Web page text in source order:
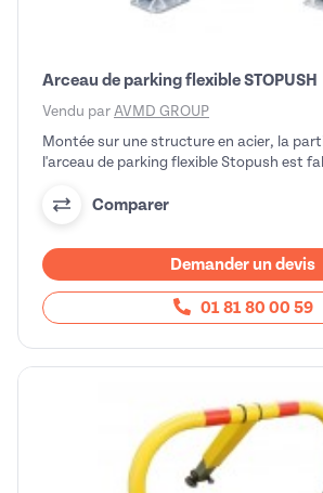
Arceau de parking flexible STOPUSH
Vendu par AVMD GROUP
Montée sur une structure en acier, la
l'arceau de parking flexible Stopush est
Comparer
Demander un devis
01 81 80 00 59